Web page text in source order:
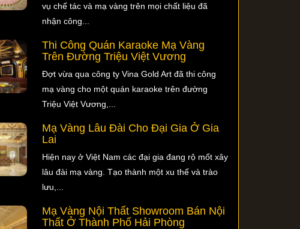
vụ chế tác và mạ vàng trên mọi chất liệu đã
nhận công...
Thi Công Quán Karaoke Mạ Vàng
Trên Đường Triệu Việt Vương
Đợt vừa qua công ty Vina Gold Art đã thi công
mạ vàng cho một quán karaoke trên đường
Triệu Việt Vương,...
Mạ Vàng Lâu Đài Cho Đại Gia Ở Gia
Lai
Hiện nay ở Việt Nam các đại gia đang rộ mốt xây
lâu đài mạ vàng. Tạo thành một xu thế và trào
lưu,...
Mạ Vàng Nội Thất Showroom Bán Nội
Thất Ở Thành Phố Hải Phòng